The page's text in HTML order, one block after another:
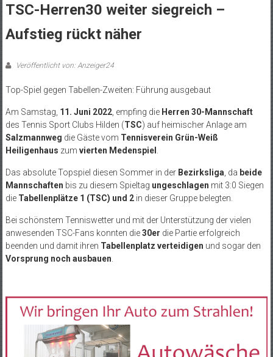
TSC-Herren30 weiter siegreich –
Aufstieg rückt näher
Veröffentlicht von: Anzeiger24
Top-Spiel gegen Tabellen-Zweiten: Führung ausgebaut
Am Samstag, 11. Juni 2022, empfing die Herren 30-Mannschaft
des Tennis Sport Clubs Hilden (TSC) auf heimischer Anlage am
Salzmannweg die Gäste vom Tennisverein Grün-Weiß
Heiligenhaus zum vierten Medenspiel
Das absolute Topspiel diesen Sommer in der Bezirksliga , da beide
Mannschaften bis zu diesem Spieltag ungeschlagen mit 3:0 Siegen
die Tabellenplätze 1 (TSC) und 2in dieser Gruppe belegten.
Bei schönstem Tenniswetter und mit der Unterstützung der vielen
anwesenden TSC-Fans konnten die30er die Partie erfolgreich
beenden und damit ihren Tabellenplatz verteidigen und sogar den
Vorsprung noch ausbauen